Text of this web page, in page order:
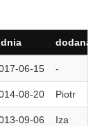
dodana
06-15 -
08-20 Piotr
09-06 Iza